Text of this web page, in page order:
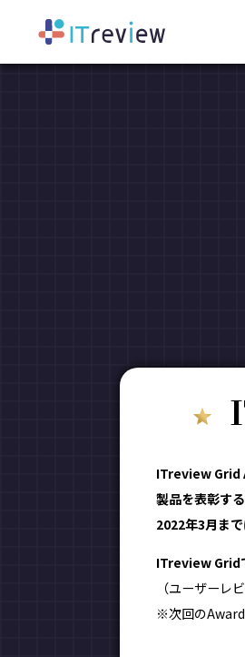
ITreview Grid
製品を表彰する
2022年3月ま
ITreview Grid
（ユーザーレ
※次回の